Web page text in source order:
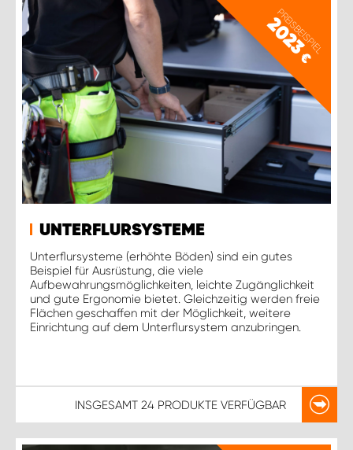
PREISBEISPIEL
2023
€
UNTERFLURSYSTEME
Unterflursysteme (erhöhte Böden) sind ein gutes
Beispiel für Ausrüstung, die viele
Aufbewahrungsmöglichkeiten, leichte Zugänglichkeit
und gute Ergonomie bietet. Gleichzeitig werden freie
Flächen geschaffen mit der Möglichkeit, weitere
Einrichtung auf dem Unterflursystem anzubringen.
INSGESAMT 24 PRODUKTE VERFÜGBAR